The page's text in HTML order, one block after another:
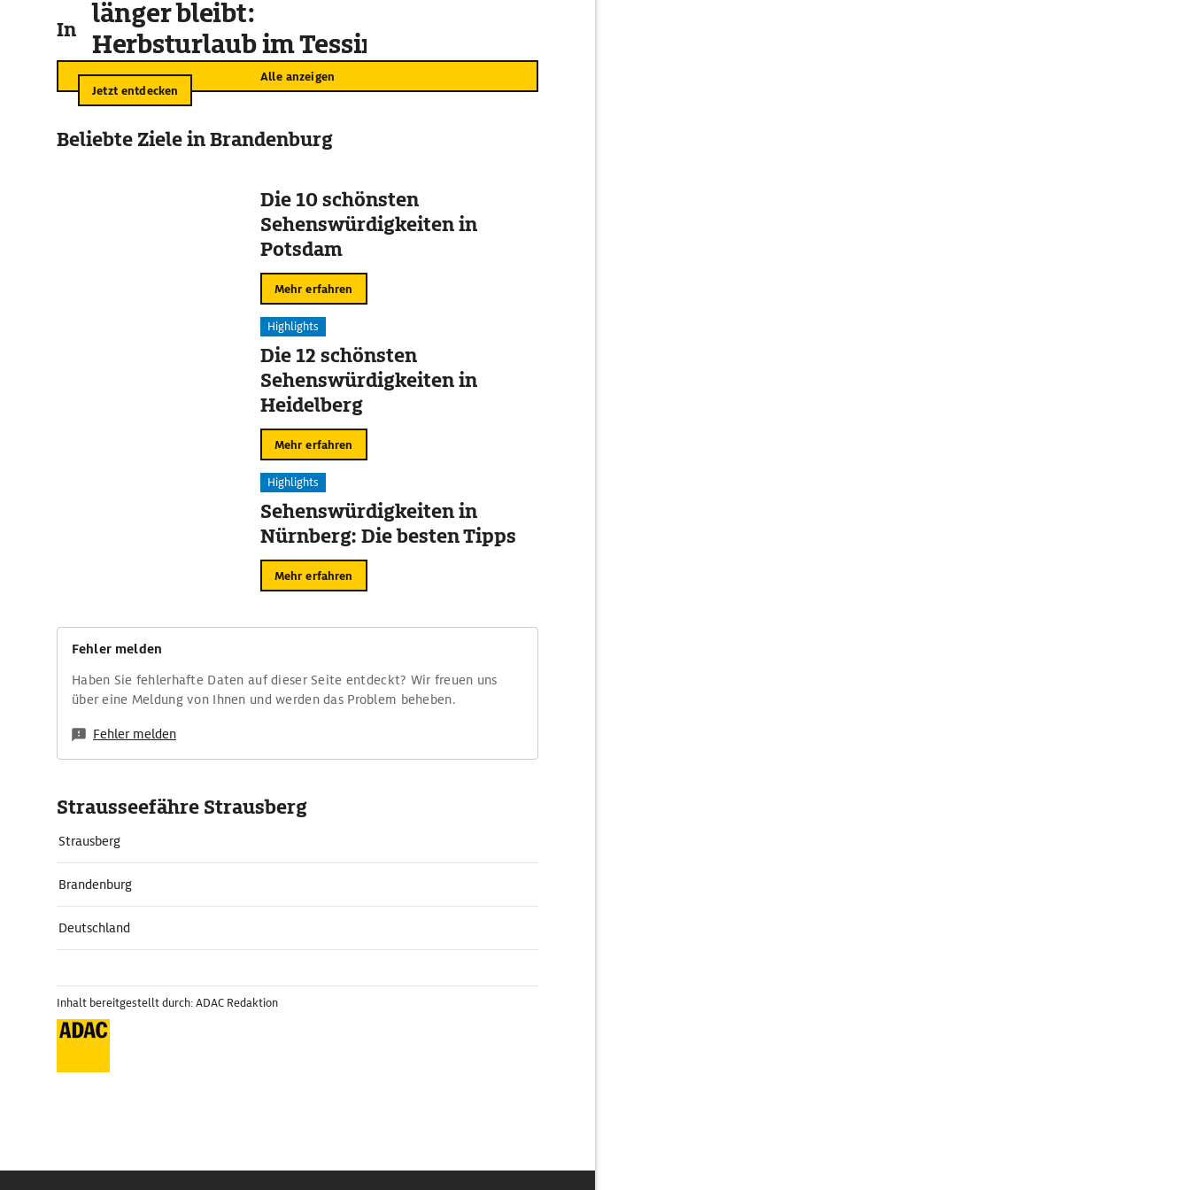
In der Umgebung
Alle anzeigen
länger bleibt:
Herbsturlaub im Tessin
Jetzt entdecken
Beliebte Ziele in Brandenburg
Die 10 schönsten
Sehenswürdigkeiten in
Potsdam
Mehr erfahren
Highlights
Die 12 schönsten
Sehenswürdigkeiten in
Heidelberg
Mehr erfahren
Highlights
Sehenswürdigkeiten in
Nürnberg: Die besten Tipps
Mehr erfahren
Fehler melden
Haben Sie fehlerhafte Daten auf dieser Seite entdeckt? Wir freuen uns
über eine Meldung von Ihnen und werden das Problem beheben.
Fehler melden
Strausseefähre Strausberg
Strausberg
Brandenburg
Deutschland
Inhalt bereitgestellt durch: ADAC Redaktion